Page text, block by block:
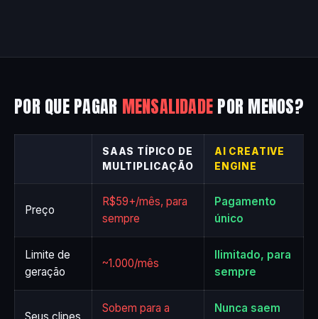
POR QUE PAGAR MENSALIDADEPOR MENOS?
SAAS TÍPICO DE
MULTIPLICAÇÃO
AI CREATIVE
ENGINE
Preço
R$59+/mês, para
sempre
Pagamento
único
Limite de
geração
~1.000/mês
Ilimitado, para
sempre
Sobem para a
Nunca saem